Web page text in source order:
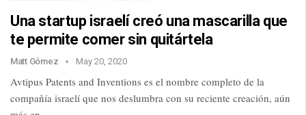
Una startup israelí creó una mascarilla que
te permite comer sin quitártela
Matt Gómez May 20, 2020
Avtipus Patents and Inventions es el nombre completo de la
compañía israelí que nos deslumbra con su reciente creación, aún